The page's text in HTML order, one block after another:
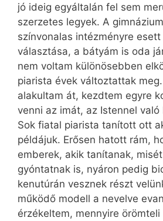
jó ideig egyáltalán fel sem
szerzetes legyek. A
színvonalas intézményre esett
választása, a bátyám is oda
nem voltam különösebben
piarista évek változtattak
alakultam át, kezdtem egyre
venni az imát, az Istennel
Sok fiatal piarista tanított ott
példájuk. Erősen hatott rám,
emberek, akik tanítanak,
gyóntatnak is, nyáron pedig
kenutúrán vesznek részt
működő modell a nevelve
érzékeltem, mennyire